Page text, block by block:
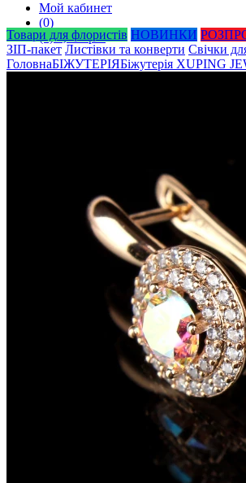
Мой кабинет
(0)
(0) 0,00грн.
Товари для флористів НОВИНКИ
ЗІП-пакет Листівки та конверти Свічки
ГоловнаБІЖУТЕРІЯБіжутерія XUPING